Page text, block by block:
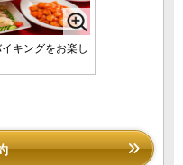
キングをお楽し